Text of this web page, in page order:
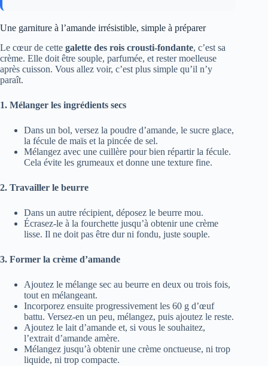
Une garniture à l’amande irrésistible, simple à préparer
Le cœur de cette galette des rois crousti-fondante, c’est sa
crème. Elle doit être souple, parfumée, et rester moelleuse
après cuisson. Vous allez voir, c’est plus simple qu’il n’y
paraît.
1. Mélanger les ingrédients secs
Dans un bol, versez la poudre d’amande, le sucre glace,
la fécule de maïs et la pincée de sel.
Mélangez avec une cuillère pour bien répartir la fécule.
Cela évite les grumeaux et donne une texture fine.
2. Travailler le beurre
Dans un autre récipient, déposez le beurre mou.
Écrasez-le à la fourchette jusqu’à obtenir une crème
lisse. Il ne doit pas être dur ni fondu, juste souple.
3. Former la crème d’amande
Ajoutez le mélange sec au beurre en deux ou trois fois,
tout en mélangeant.
Incorporez ensuite progressivement les 60 g d’œuf
battu. Versez-en un peu, mélangez, puis ajoutez le reste.
Ajoutez le lait d’amande et, si vous le souhaitez,
l’extrait d’amande amère.
Mélangez jusqu’à obtenir une crème onctueuse, ni trop
liquide, ni trop compacte.